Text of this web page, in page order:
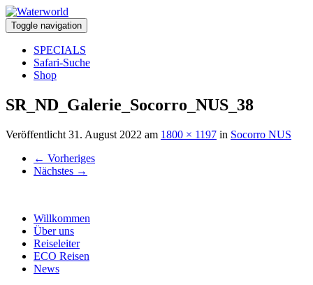
Toggle navigation
SPECIALS
Safari-Suche
Shop
SR_ND_Galerie_Socorro_NUS_38
Veröffentlicht 31. August 2022 am 1800 × 1197 in Socorro NUS
← Vorheriges
Nächstes →
Willkommen
Über uns
Reiseleiter
ECO Reisen
News